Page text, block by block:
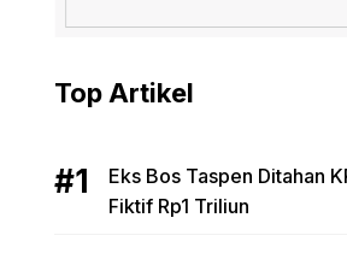
Top Artikel
Eks Bos Taspen Ditahan
Fiktif Rp1 Triliun